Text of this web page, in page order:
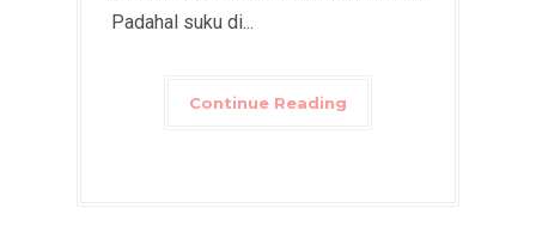
Padahal suku di...
Continue Reading